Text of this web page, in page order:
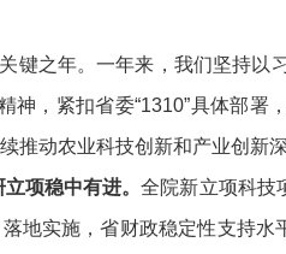
之年。一年来，我们坚持
，紧扣省委“1310”具体部
推动农业科技创新和产业创新
立项稳中有进。全院新立项科技
地实施，省财政稳定性支持水